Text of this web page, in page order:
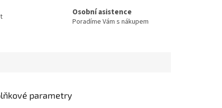
Osobní asistence
Poradíme Vám s nákupem
parametry